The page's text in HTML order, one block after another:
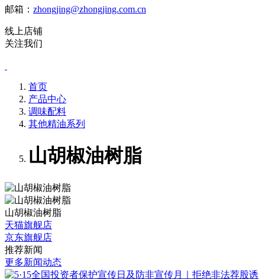
邮箱： zhongjing@zhongjing.com.cn
线上店铺
关注我们
首页
产品中心
调味配料
其他精油系列
山胡椒油树脂
山胡椒油树脂
天猫旗舰店
京东旗舰店
推荐新闻
更多新闻动态